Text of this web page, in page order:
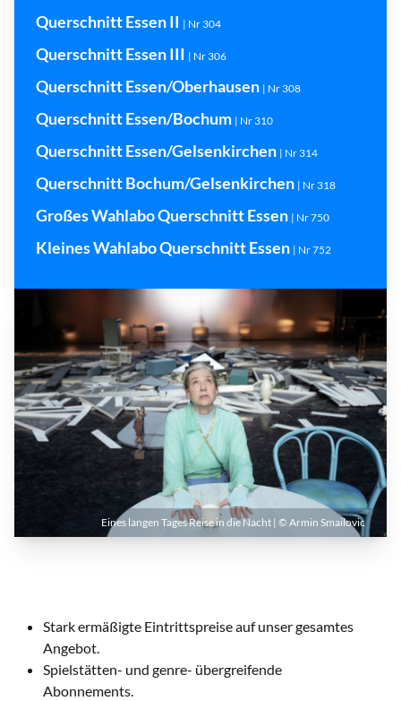
Querschnitt Essen II | Nr 304
Querschnitt Essen III | Nr 306
Querschnitt Essen/Oberhausen | Nr 308
Querschnitt Essen/Bochum | Nr 310
Querschnitt Essen/Gelsenkirchen | Nr 314
Querschnitt Bochum/Gelsenkirchen | Nr 318
Großes Wahlabo Querschnitt Essen | Nr 750
Kleines Wahlabo Querschnitt Essen | Nr 752
Eines langen Tages Reise in die Nacht | © Armin Smailovic
Stark ermäßigte Eintrittspreise auf unser gesamtes
Angebot.
Spielstätten- und genre­- übergreifende
Abonnements.